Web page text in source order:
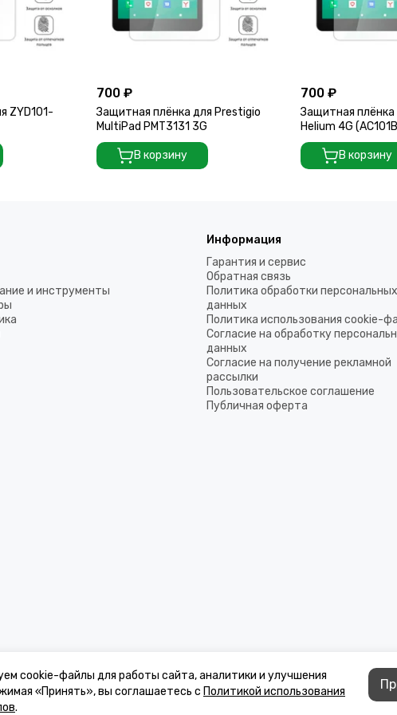
ZYD101-
700 ₽
Защитная плёнка для Prestigio
MultiPad PMT3131 3G
В корзину
700 ₽
Защитная плёнка
Helium 4G
В корзину
и инструменты
Информация
Гарантия и сервис
Обратная связь
Политика обработки персональных
данных
Политика использования cookie-
Согласие на обработку
данных
Согласие на получение рекламной
рассылки
Пользовательское соглашение
Публичная оферта
стоимости товаров и услуг, носит информационный характер и ни при
cookie-файлы для работы сайта, аналитики и улучшения
«Принять», вы соглашаетесь с Политикой использования
.